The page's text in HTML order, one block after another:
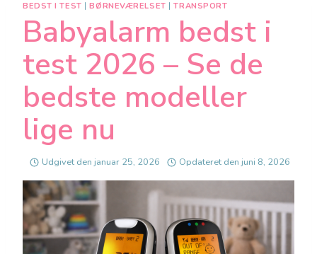
BEDST I TEST |BØRNEVÆRELSET |TRANSPORT
Babyalarm bedst i
test 2026 – Se de
bedste modeller
lige nu
Udgivet den januar 25, 2026 Opdateret den juni 8, 2026